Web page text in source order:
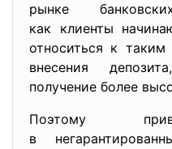
рынке
как клиенты
относиться к
внесения
получение более
Поэтому
в